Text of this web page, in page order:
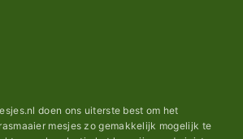
doen ons uiterste best om het
mesjes zo gemakkelijk mogelijk te